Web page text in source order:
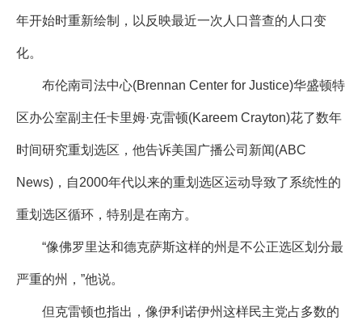
年开始时重新绘制，以反映最近一次人口普查的人口变
化。
布伦南司法中心(Brennan Center for Justice)华盛顿特
区办公室副主任卡里姆·克雷顿(Kareem Crayton)花了数年
时间研究重划选区，他告诉美国广播公司新闻(ABC
News)，自2000年代以来的重划选区运动导致了系统性的
重划选区循环，特别是在南方。
“像佛罗里达和德克萨斯这样的州是不公正选区划分最
严重的州，”他说。
但克雷顿也指出，像伊利诺伊州这样民主党占多数的